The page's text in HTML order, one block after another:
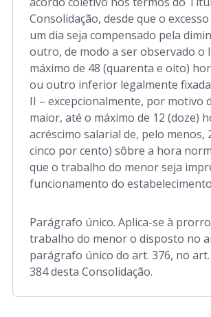
Art. 736 a 762
Art. 763 a 910
Art. 911 a 922
Consolidação, desde que o
um dia seja compensado pela
outro, de modo a ser observado o
máximo de 48 (quarenta e oito)
ou outro inferior legalmente
II – excepcionalmente, por motivo
maior, até o máximo de 12 (doze)
acréscimo salarial de, pelo menos,
cinco por cento) sôbre a hora
que o trabalho do menor seja
funcionamento do
Parágrafo único. Aplica-se à
trabalho do menor o disposto no
parágrafo único do art. 376, no
384 desta Consolidação.